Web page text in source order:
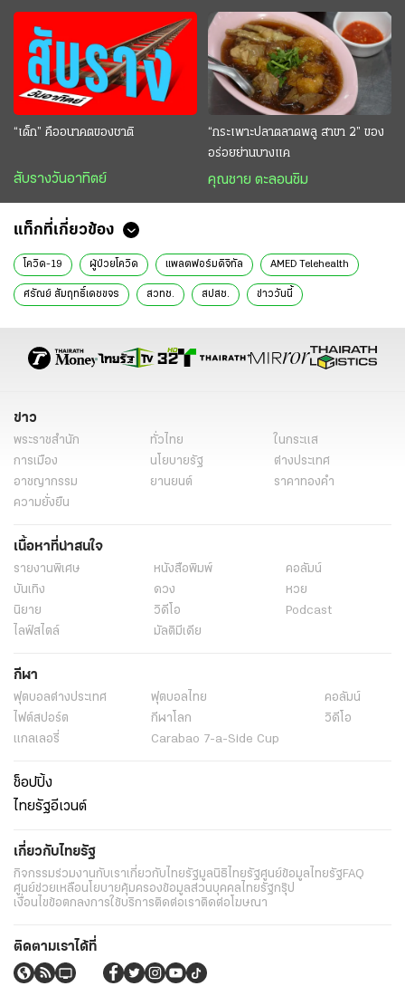
“เด็ก” คืออนาคตของชาติ
สับรางวันอาทิตย์
“กระเพาะปลาตลาดพลู สาขา 2” ของ
อร่อยย่านบางแค
คุณชาย ตะลอนชิม
แท็กที่เกี่ยวข้อง
โควิด-19 ผู้ป่วยโควิด แพลตฟอร์มดิจิทัล AMED Telehealth
ศรัณย์ สัมฤทธิ์เดชขจร สวทช. สปสช. ข่าววันนี้
ข่าว
พระราชสำนัก ทั่วไทย
ในกระแส
การเมือง
นโยบายรัฐ
ต่างประเทศ
อาชญากรรม
ยานยนต์
ราคาทองคำ
ความยั่งยืน
เนื้อหาที่น่าสนใจ
รายงานพิเศษ หนังสือพิมพ์
คอลัมน์
บันเทิง
ดวง
หวย
นิยาย
วิดีโอ
Podcast
ไลฟ์สไตล์
มัลติมีเดีย
กีฬา
ฟุตบอลต่่างประเทศ ฟุตบอลไทย
คอลัมน์
ไฟต์สปอร์ต
กีฬาโลก
วิดีโอ
แกลเลอรี่
Carabao 7-a-Side Cup
ช็อปปิ้ง
ไทยรัฐอีเวนต์
เกี่ยวกับไทยรัฐ
กิจกรรมร่วมงานกับเราเกี่ยวกับไทยรัฐมูลนิธิไทยรัฐศูนย์ข้อมูลไทยรัฐFAQ
ศูนย์ช่วยเหลือนโยบายคุ้มครองข้อมูลส่วนบุคคลไทยรัฐกรุ๊ป
เงื่อนไขข้อตกลงการใช้บริการติดต่อเราติดต่อโฆษณา
ติดตามเราได้ที่